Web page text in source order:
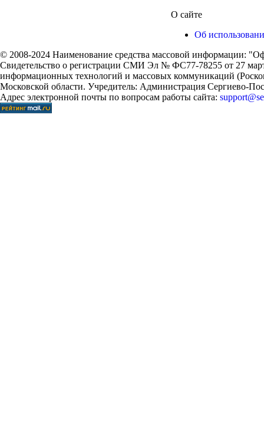
О сайте
Об
© 2008-2024 Наименование средства массовой информации:
Свидетельство о регистрации СМИ Эл № ФС77-78255 от 27
информационных технологий и массовых коммуникаций
Московской области. Учредитель: Администрация Сергиево-
Адрес электронной почты по вопросам работы сайта: